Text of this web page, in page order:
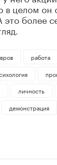
в целом он
более
работа
личность
демонстрация